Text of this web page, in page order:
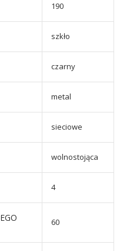
190
szkło
czarny
metal
sieciowe
wolnostojąca
4
60